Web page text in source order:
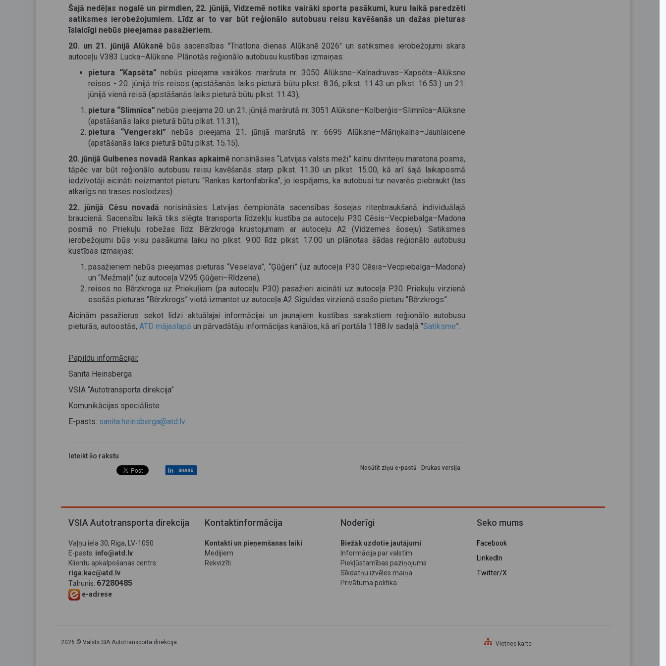
Šajā nedēļas nogalē un pirmdien, 22. jūnijā, Vidzemē notiks vairāki sporta pasākumi, kuru laikā paredzēti
satiksmes ierobežojumiem. Līdz ar to var būt reģionālo autobusu reisu kavēšanās un dažas pieturas
īslaicīgi nebūs pieejamas pasažieriem.
20. un 21. jūnijā Alūksnē būs sacensības "Triatlona dienas Alūksnē 2026" un satiksmes ierobežojumi skars
autoceļu V383 Lucka–Alūksne. Plānotās reģionālo autobusu kustības izmaiņas:
pietura “Kapsēta”nebūs pieejama vairākos maršruta nr. 3050 Alūksne–Kalnadruvas–Kapsēta–Alūksne
reisos - 20. jūnijā trīs reisos (apstāšanās laiks pieturā būtu plkst. 8.36, plkst. 11.43 un plkst. 16.53.) un 21.
jūnijā vienā reisā (apstāšanās laiks pieturā būtu plkst. 11.43),
pietura “Slimnīca” nebūs pieejama 20. un 21. jūnijā maršrutā nr. 3051 Alūksne–Kolberģis–Slimnīca–Alūksne
(apstāšanās laiks pieturā būtu plkst. 11.31),
pietura “Vengerski” nebūs pieejama 21. jūnijā maršrutā nr. 6695 Alūksne–Māriņkalns–Jaunlaicene
(apstāšanās laiks pieturā būtu plkst. 15.15).
20. jūnijā Gulbenes novadā Rankas apkaimē norisināsies “Latvijas valsts meži” kalnu divriteņu maratona posms,
tāpēc var būt reģionālo autobusu reisu kavēšanās starp plkst. 11.30 un plkst. 15.00, kā arī šajā laikaposmā
iedzīvotāji aicināti neizmantot pieturu “Rankas kartonfabrika”, jo iespējams, ka autobusi tur nevarēs piebraukt (tas
atkarīgs no trases noslodzes).
22. jūnijā Cēsu novadā norisināsies Latvijas čempionāta sacensības šosejas riteņbraukšanā individuālajā
braucienā. Sacensību laikā tiks slēgta transporta līdzekļu kustība pa autoceļu P30 Cēsis–Vecpiebalga–Madona
posmā no Priekuļu robežas līdz Bērzkroga krustojumam ar autoceļu A2 (Vidzemes šoseju). Satiksmes
ierobežojumi būs visu pasākuma laiku no plkst. 9.00 līdz plkst. 17.00 un plānotas šādas reģionālo autobusu
kustības izmaiņas:
pasažieriem nebūs pieejamas pieturas “Veselava”, “Ģūģeri” (uz autoceļa P30 Cēsis–Vecpiebalga–Madona)
un “Mežmaļi” (uz autoceļa V295 Ģūģeri–Rīdzene),
reisos no Bērzkroga uz Priekuļiem (pa autoceļu P30) pasažieri aicināti uz autoceļa P30 Priekuļu virzienā
esošās pieturas “Bērzkrogs” vietā izmantot uz autoceļa A2 Siguldas virzienā esošo pieturu “Bērzkrogs”.
Aicinām pasažierus sekot līdzi aktuālajai informācijai un jaunajiem kustības sarakstiem reģionālo autobusu
pieturās, autoostās, ATD mājaslapā un pārvadātāju informācijas kanālos, kā arī portāla 1188.lv sadaļā “Satiksme”.
Papildu informācijai:
Sanita Heinsberga
VSIA “Autotransporta direkcija”
Komunikācijas speciāliste
E-pasts: sanita.heinsberga@atd.lv
Ieteikt šo rakstu
Drukas versija
Nosūtīt ziņu e-pastā
VSIA Autotransporta direkcija
Vaļņu iela 30, Rīga, LV-1050
E-pasts: info@atd.lv
Klientu apkalpošanas centrs:
riga.kac@atd.lv
Tālrunis: 67280485
e-adrese
Kontaktinformācija
Kontakti un pieņemšanas laiki
Medijiem
Rekvizīti
Noderīgi
Biežāk uzdotie jautājumi
Informācija par valstīm
Piekļūstamības paziņojums
Sīkdatņu izvēles maiņa
Privātuma politika
Seko mums
Facebook
LinkedIn
Twitter/X
2026 © Valsts SIA Autotransporta direkcija Vietnes karte